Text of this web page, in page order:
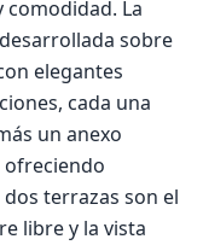
La
sobre
elegantes
cada una
un anexo
ofreciendo
terrazas son el
libre y la vista